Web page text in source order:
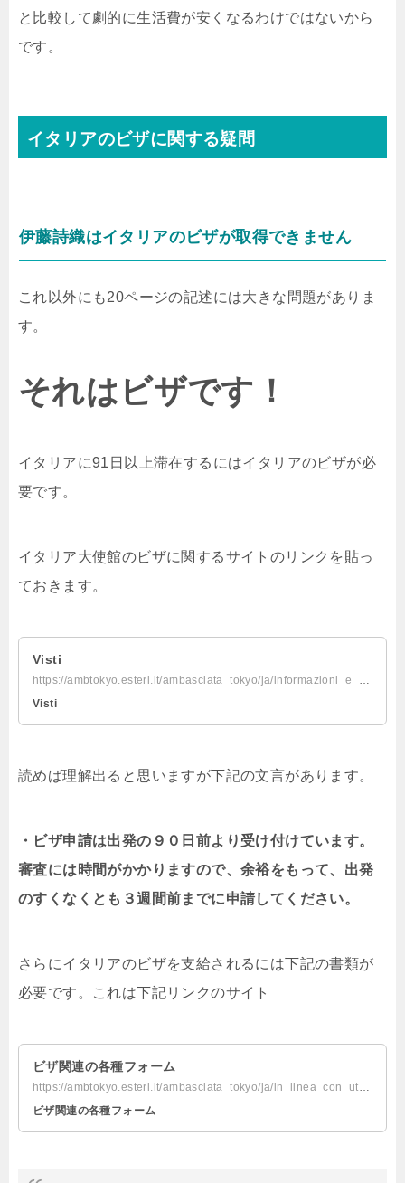
と比較して劇的に生活費が安くなるわけではないから
です。
イタリアのビザに関する疑問
伊藤詩織はイタリアのビザが取得できません
これ以外にも20ページの記述には大きな問題がありま
す。
それはビザです！
イタリアに91日以上滞在するにはイタリアのビザが必
要です。
イタリア大使館のビザに関するサイトのリンクを貼っ
ておきます。
Visti
https://ambtokyo.esteri.it/ambasciata_tokyo/ja/informazioni_e_servizi/visti/
Visti
読めば理解出ると思いますが下記の文言があります。
・ビザ申請は出発の９０日前より受け付けています。
審査には時間がかかりますので、余裕をもって、出発
のすくなくとも３週間前までに申請してください。
さらにイタリアのビザを支給されるには下記の書類が
必要です。これは下記リンクのサイト
ビザ関連の各種フォーム
https://ambtokyo.esteri.it/ambasciata_tokyo/ja/in_linea_con_utente/modulistica
ビザ関連の各種フォーム